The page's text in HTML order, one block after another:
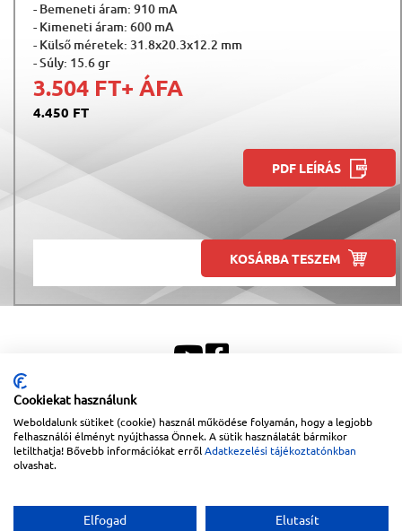
- Bemeneti áram: 910 mA
- Kimeneti áram: 600 mA
- Külső méretek: 31.8x20.3x12.2 mm
- Súly: 15.6 gr
3.504 FT+ ÁFA
4.450 FT
PDF LEÍRÁS
KOSÁRBA TESZEM
Sitemap| Impresszum
Copyright © 2026Lapanthera Kft.Webbolt | 1047Budapest, Váci út 15-19.|+36-30/539-
Cookiekat használunk
Weboldalunk sütiket (cookie) használ működése folyamán, hogy a legjobb
felhasználói élményt nyújthassa Önnek. A sütik használatát bármikor
letilthatja! Bővebb információkat errőlAdatkezelési tájékoztatónkban
olvashat.
Elfogad Elutasít